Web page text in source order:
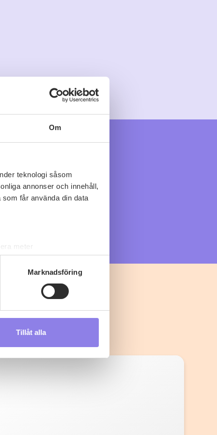
Om
teknologi såsom
annonser och innehåll,
får använda din data
meter
. Du kan ändra
kombinera informationen
Marknadsföring
Tillåt alla